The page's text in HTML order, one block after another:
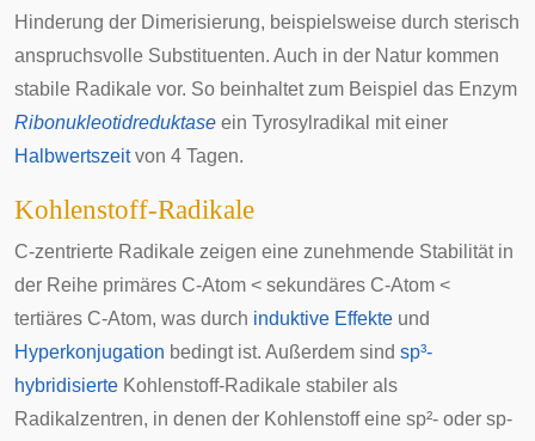
Hinderung der Dimerisierung, beispielsweise durch sterisch
anspruchsvolle Substituenten. Auch in der Natur kommen
stabile Radikale vor. So beinhaltet zum Beispiel das Enzym
Ribonukleotidreduktase ein Tyrosylradikal mit einer
Halbwertszeitvon 4 Tagen.
Kohlenstoff-Radikale
C-zentrierte Radikale zeigen eine zunehmende Stabilität in
der Reihe primäres C-Atom < sekundäres C-Atom <
tertiäres C-Atom, was durch induktive Effekte und
Hyperkonjugation bedingt ist. Außerdem sind sp³-
hybridisierte Kohlenstoff-Radikale stabiler als
Radikalzentren, in denen der Kohlenstoff eine sp²- oder sp-